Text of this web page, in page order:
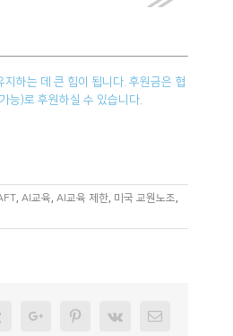
하는 데 큰 힘이 됩니다. 후원금은 협
)로 후원하실 수 있습니다.
, AI교육, AI교육 제한, 미국 교원노조,
TumblrGoogleplusPinterest
Vk Email